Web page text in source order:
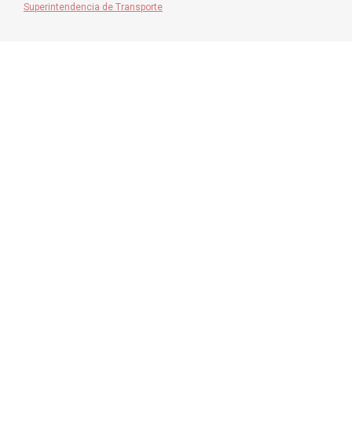
Superintendencia de Transporte